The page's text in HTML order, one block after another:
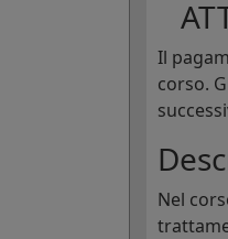
Il
corso.
Nel